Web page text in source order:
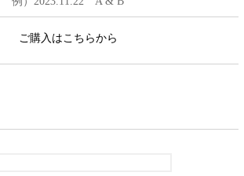
ご購入はこちらから